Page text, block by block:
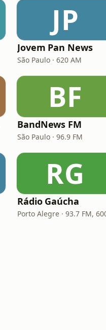
JP
Jovem Pan News
São Paulo · 620 AM
BF
BandNews FM
São Paulo · 96.9 FM
RG
Rádio Gaúcha